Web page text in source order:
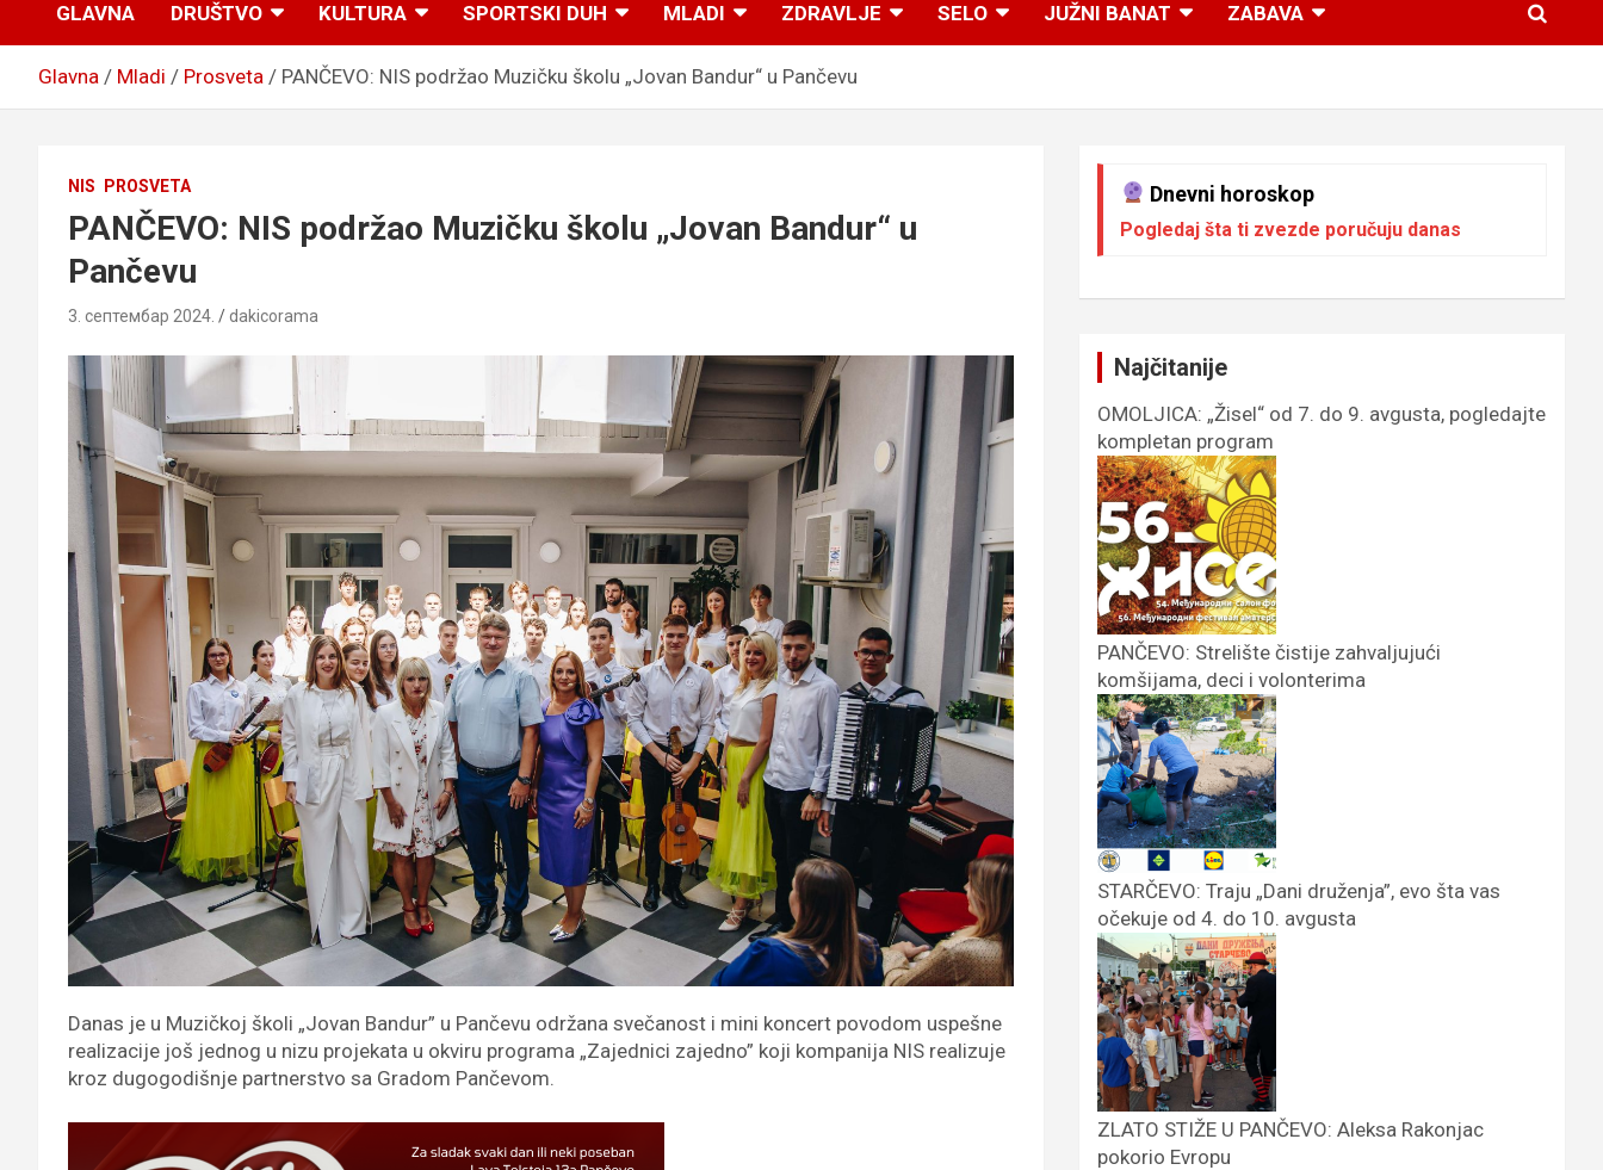
GLAVNA DRUŠTVO KULTURA SPORTSKI DUH MLADI ZDRAVLJE SELO JUŽNI BANAT ZABAVA
Glavna Mladi Prosveta PANČEVO: NIS podržao Muzičku školu „Jovan Bandur“ u Pančevu
NIS PROSVETA
PANČEVO: NIS podržao Muzičku školu „Jovan Bandur“ u
Pančevu
3. септембар 2024. dakicorama
Danas je u Muzičkoj školi „Jovan Bandur” u Pančevu održana svečanost i mini koncert povodom uspešne
realizacije još jednog u nizu projekata u okviru programa „Zajednici zajedno” koji kompanija NIS realizuje
kroz dugogodišnje partnerstvo sa Gradom Pančevom.
Dnevni horoskop
Pogledaj šta ti zvezde poručuju danas
Najčitanije
OMOLJICA: „Žisel“ od 7. do 9. avgusta, pogledajte
kompletan program
PANČEVO: Strelište čistije zahvaljujući
komšijama, deci i volonterima
STARČEVO: Traju „Dani druženja”, evo šta vas
očekuje od 4. do 10. avgusta
ZLATO STIŽE U PANČEVO: Aleksa Rakonjac
pokorio Evropu